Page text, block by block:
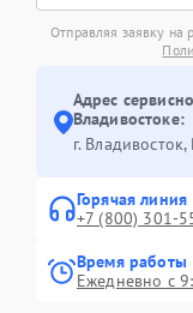
Отправляя заявку на
Адрес
Владивостоке:
г.
Горячая линия
+7 (800) 301-
Время работы
Ежедневно с